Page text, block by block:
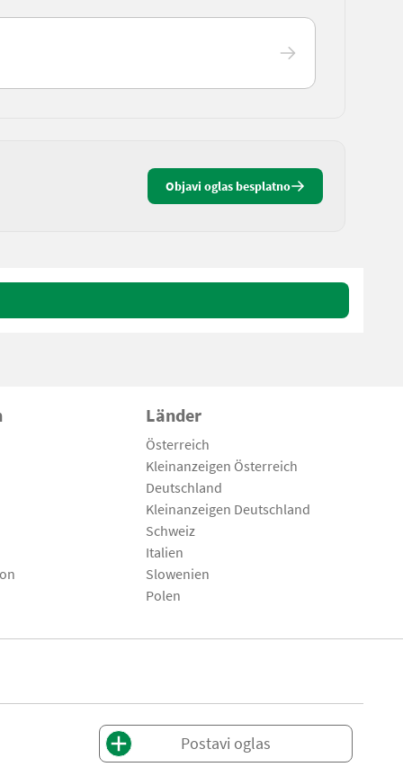
Objavi oglas besplatno
Länder
Österreich
Kleinanzeigen Österreich
Deutschland
Kleinanzeigen Deutschland
Schweiz
Italien
Slowenien
Polen
Postavi oglas